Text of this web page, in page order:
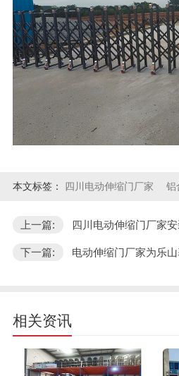
本文标签： 四川电动伸缩门厂家 铝
上一篇: 四川电动伸缩门厂家
下一篇: 电动伸缩门厂家为乐
相关资讯